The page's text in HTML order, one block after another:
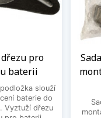
pro
baterii
slouží
baterie do
Vyztuží dřezu